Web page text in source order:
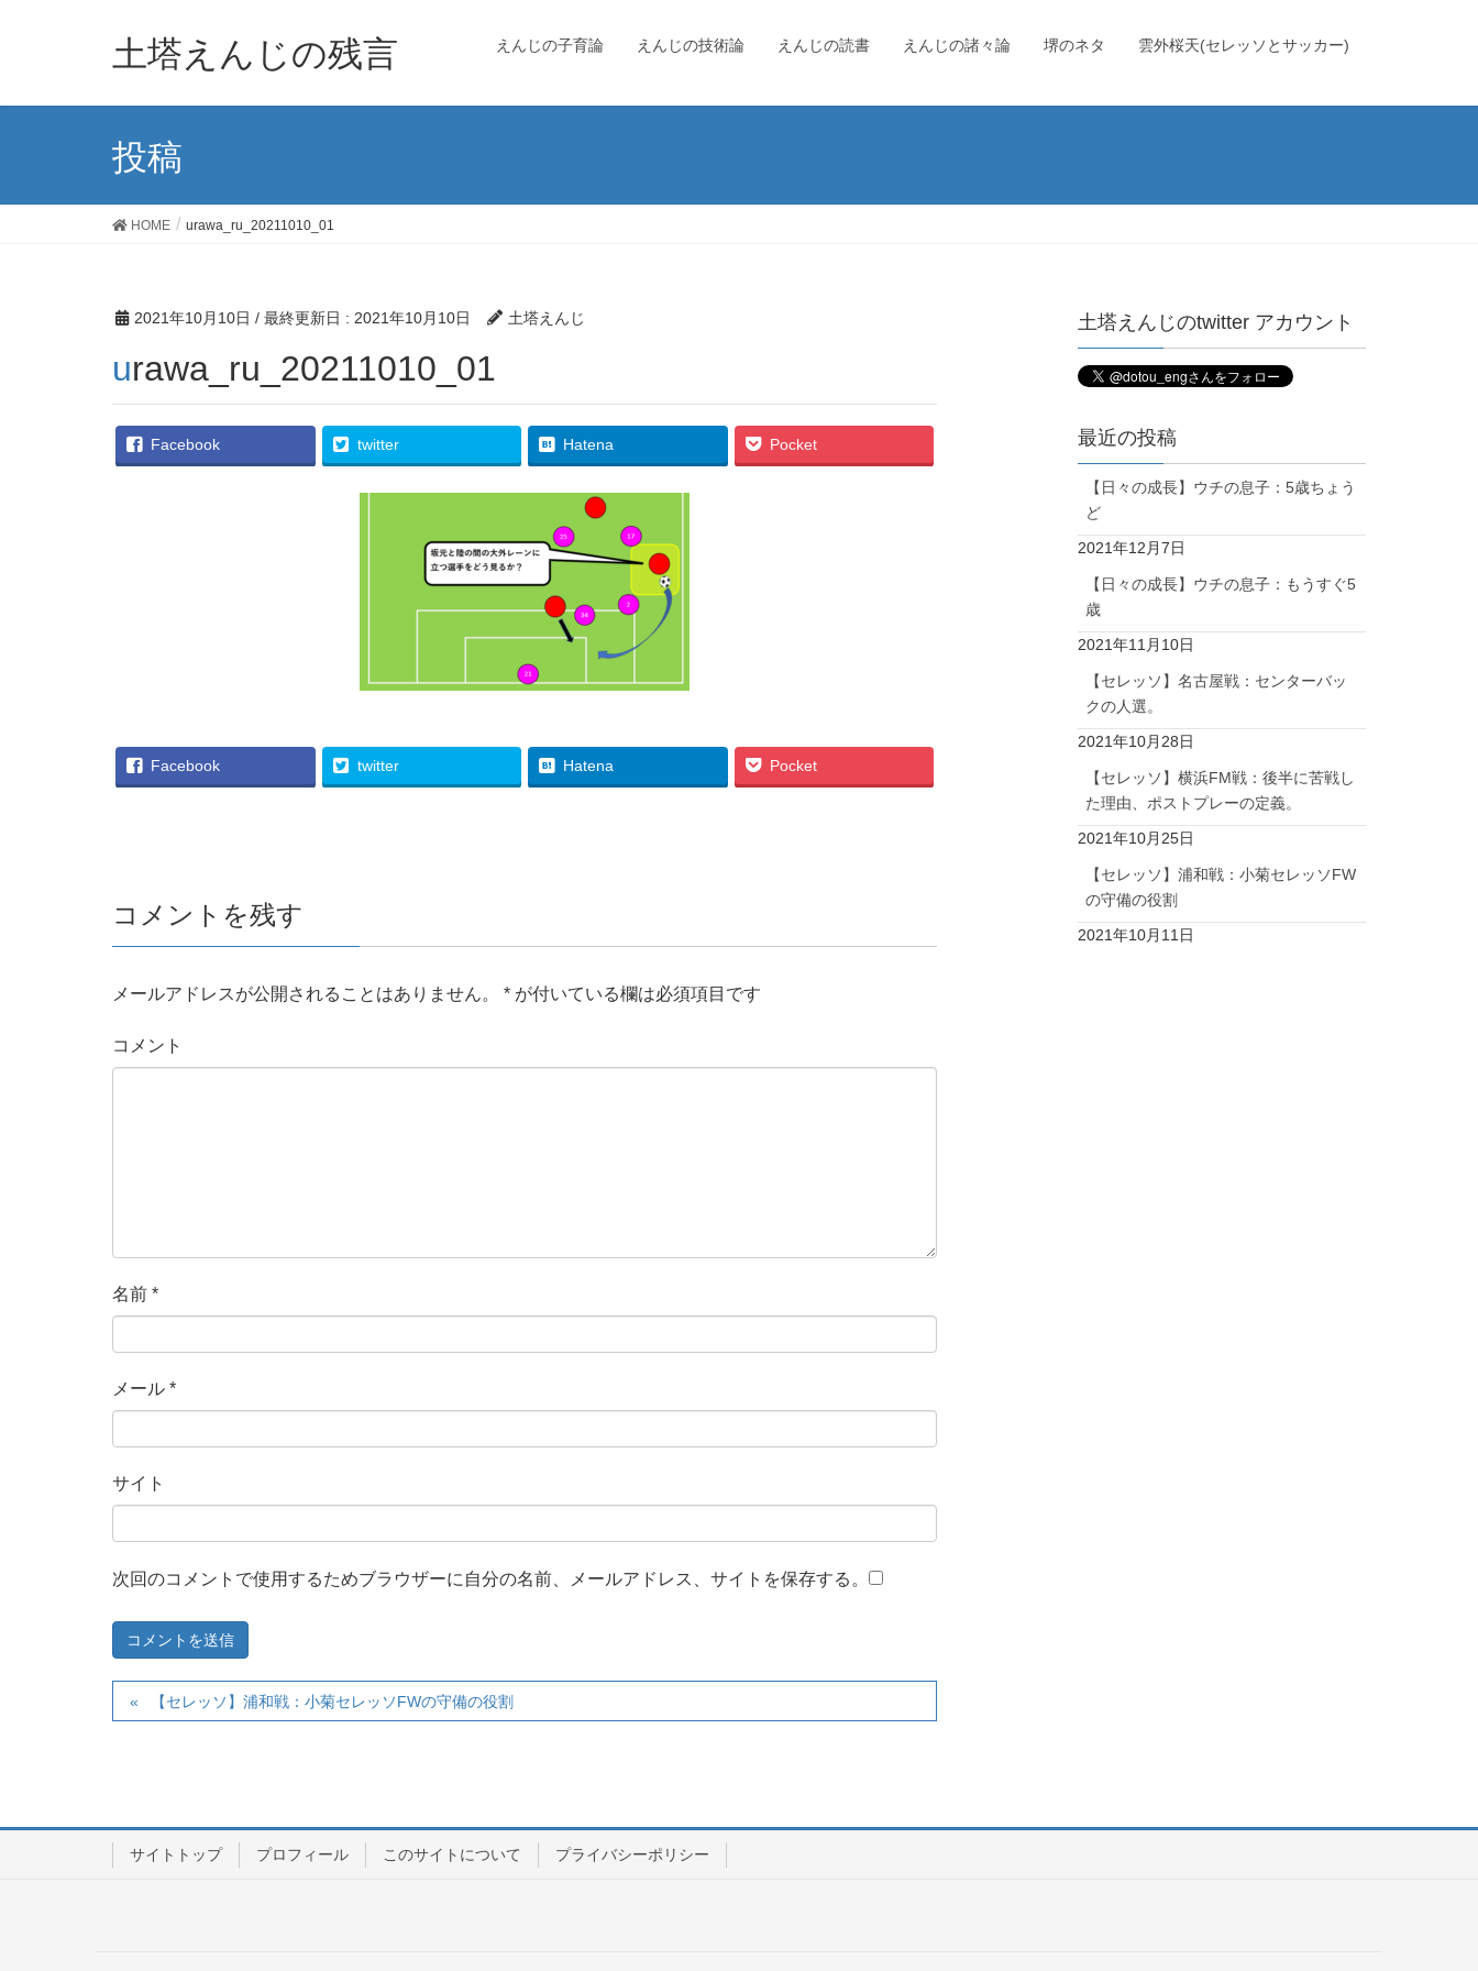
土塔えんじの残言 えんじの子育論 えんじの技術論 えんじの読書 えんじの諸々論 堺のネタ 雲外桜天(セレッソとサッカー)
投稿
HOME urawa_ru_20211010_01
2021年10月10日 / 最終更新日 : 2021年10月10日 土塔えんじ
urawa_ru_20211010_01
Facebook twitter Hatena Pocket
Facebook twitter Hatena Pocket
コメントを残す
メールアドレスが公開されることはありません。 * が付いている欄は必須項目です
コメント
名前 *
メール *
サイト
次回のコメントで使用するためブラウザーに自分の名前、メールアドレス、サイトを保存する。
【セレッソ】浦和戦：小菊セレッソFWの守備の役割
土塔えんじのtwitter アカウント
最近の投稿
【日々の成長】ウチの息子：5歳ちょう
ど
2021年12月7日
【日々の成長】ウチの息子：もうすぐ5
歳
2021年11月10日
【セレッソ】名古屋戦：センターバッ
クの人選。
2021年10月28日
【セレッソ】横浜FM戦：後半に苦戦し
た理由、ポストプレーの定義。
2021年10月25日
【セレッソ】浦和戦：小菊セレッソFW
の守備の役割
2021年10月11日
サイトトップ プロフィール このサイトについて プライバシーポリシー